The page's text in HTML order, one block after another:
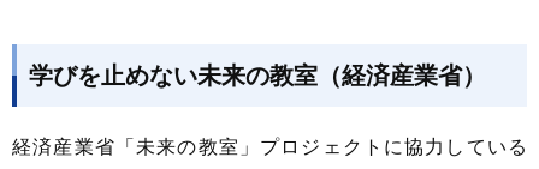
学びを止めない未来の教室（経済産業省）
経済産業省「未来の教室」プロジェクトに協力している